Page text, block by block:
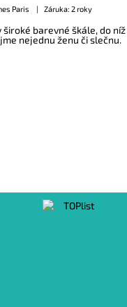
Paris Záruka: 2 roky
barevné škále, do
nejednu ženu či slečnu.